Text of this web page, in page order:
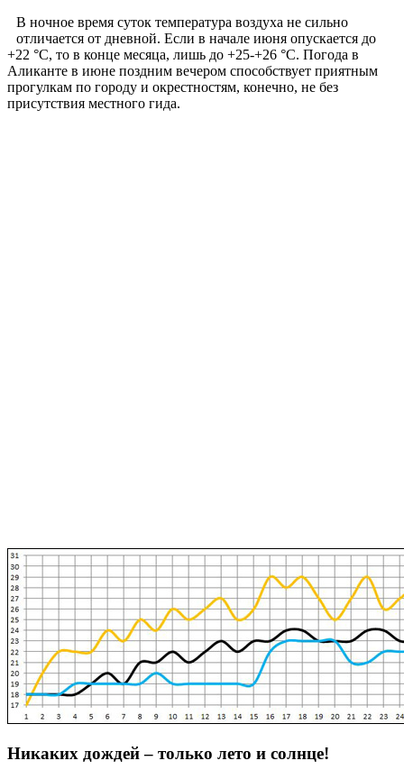
В ночное время суток температура воздуха не сильно
отличается от дневной. Если в начале июня опускается до
+22 °С, то в конце месяца, лишь до +25-+26 °С. Погода в
Аликанте в июне поздним вечером способствует приятным
прогулкам по городу и окрестностям, конечно, не без
присутствия местного гида.
Никаких дождей – только лето и солнце!